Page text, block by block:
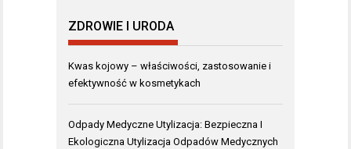
ZDROWIE I URODA
Kwas kojowy – właściwości, zastosowanie i
efektywność w kosmetykach
Odpady Medyczne Utylizacja: Bezpieczna I
Ekologiczna Utylizacja Odpadów Medycznych